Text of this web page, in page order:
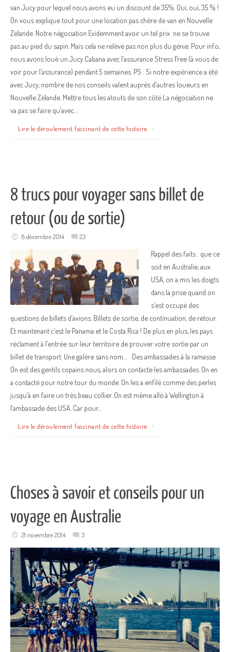
van Jucy pour lequel nous avons eu un discount de 35%. Oui, oui, 35 % !
On vous explique tout pour une location pas chère de van en Nouvelle
Zélande. Notre négociation Evidemment avoir un tel prix ne se trouve
pas au pied du sapin. Mais cela ne relève pas non plus du génie. Pour info,
nous avons loué un Jucy Cabana avec l’assurance Stress Free (à vous de
voir pour l’assurance) pendant 5 semaines. PS : Si notre expérience a été
avec Jucy, nombre de nos conseils valent auprès d’autres loueurs en
Nouvelle Zélande. Mettre tous les atouts de son côté La négociation ne
va pas se faire qu’avec…
Lire le déroulement fascinant de cette histoire
8 trucs pour voyager sans billet de
retour (ou de sortie)
8 décembre 2014 23
Rappel des faits : que ce
soit en Australie, aux
USA, on a mis les doigts
dans la prise quand on
s’est occupé des
questions de billets d’avions. Billets de sortie, de continuation, de retour.
Et maintenant c’est le Panama et le Costa Rica ! De plus en plus, les pays
réclament à l’entrée sur leur territoire de prouver votre sortie par un
billet de transport. Une galère sans nom… Des ambassades à la ramasse
On est des gentils copains nous, alors on contacte les ambassades. On en
a contacté pour notre tour du monde. On les a enfilé comme des perles
jusqu’à en faire un très beau collier. On est même allé à Wellington à
l’ambassade des USA. Car pour…
Lire le déroulement fascinant de cette histoire
Choses à savoir et conseils pour un
voyage en Australie
21 novembre 2014 3